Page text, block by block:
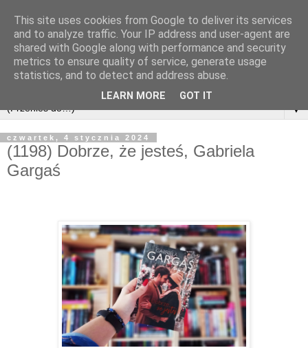
▼
czwartek, 4 stycznia 2024
(1198) Dobrze, że jesteś, Gabriela
Gargaś
This site uses cookies from Google to deliver its services
and to analyze traffic. Your IP address and user-agent are
shared with Google along with performance and security
metrics to ensure quality of service, generate usage
statistics, and to detect and address abuse.
LEARN MORE GOT IT